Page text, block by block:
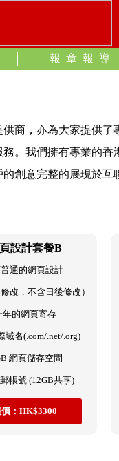
報章報導
商，亦為大家提供了
。我們擁有專業的香
創意完整的展現於互
設計套餐B
通的網頁設計
修改，不含日後修改）
年的網頁寄存
域名(.com/.net/.org)
網頁儲存空間
帳號 (12GB共享)
：HK$3300